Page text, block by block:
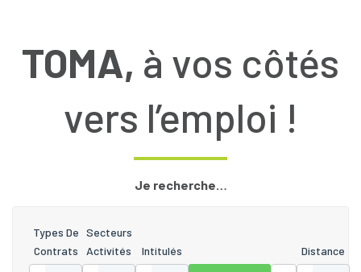
TOMA, à vos côtés
vers l’emploi !
Je recherche…
Distance
Types De
Contrats
Secteurs
Activités
Intitulés